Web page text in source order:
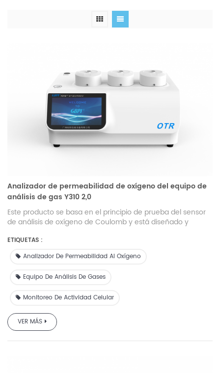
Analizador de permeabilidad de oxígeno del equipo de
análisis de gas Y310 2,0
Este producto se basa en el principio de prueba del sensor
de análisis de oxígeno de Coulomb y está diseñado y
para determinar la tasa (cantidad) de transmisión de
oxígeno de materiales de película o lámina.
ETIQUETAS :
Analizador De Permeabilidad Al Oxígeno
Equipo De Análisis De Gases
Monitoreo De Actividad Celular
VER MÁS